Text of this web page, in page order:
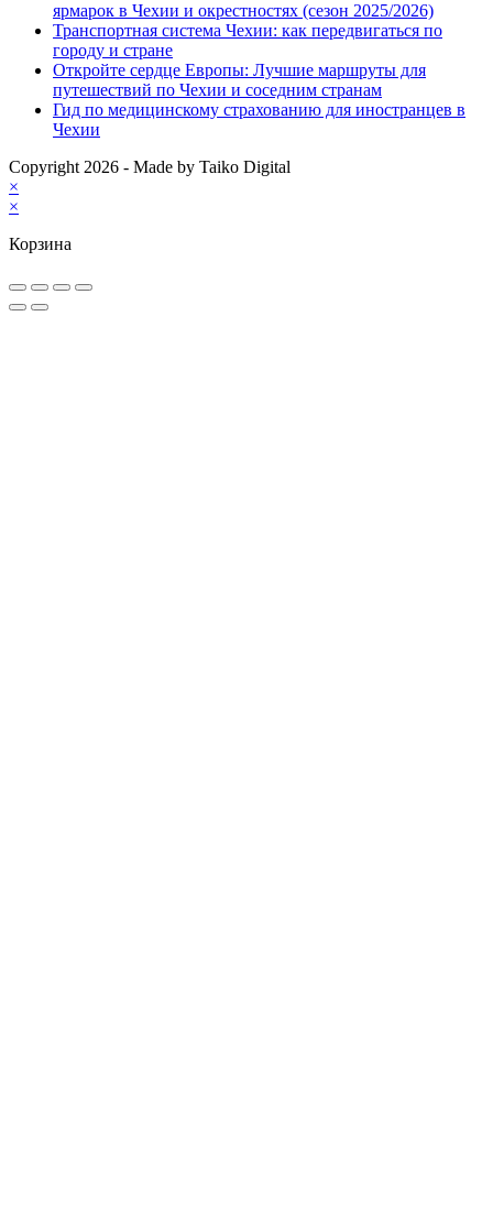
ярмарок в Чехии и окрестностях (сезон 2025/2026)
Транспортная система Чехии: как передвигаться по
городу и стране
Откройте сердце Европы: Лучшие маршруты для
путешествий по Чехии и соседним странам
Гид по медицинскому страхованию для иностранцев в
Чехии
Copyright 2026 - Made by Taiko Digital
×
×
Корзина